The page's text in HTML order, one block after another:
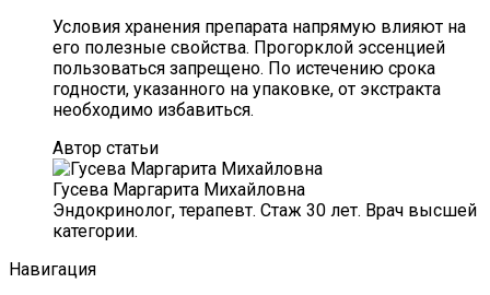
Условия хранения препарата напрямую влияют на
его полезные свойства. Прогорклой эссенцией
пользоваться запрещено. По истечению срока
годности, указанного на упаковке, от экстракта
необходимо избавиться.
Автор статьи
Гусева Маргарита Михайловна
Эндокринолог, терапевт. Стаж 30 лет. Врач высшей
категории.
Навигация